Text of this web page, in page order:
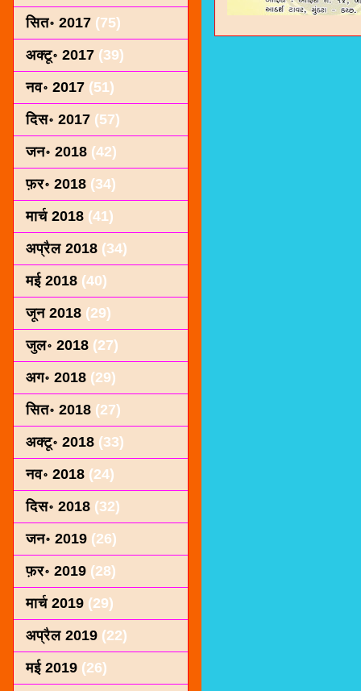
सित॰ 2017 (75)
अक्टू॰ 2017 (39)
नव॰ 2017 (51)
दिस॰ 2017 (57)
जन॰ 2018 (42)
फ़र॰ 2018 (34)
मार्च 2018 (41)
अप्रैल 2018 (34)
मई 2018 (40)
जून 2018 (29)
जुल॰ 2018 (27)
अग॰ 2018 (29)
सित॰ 2018 (27)
अक्टू॰ 2018 (33)
नव॰ 2018 (24)
दिस॰ 2018 (32)
जन॰ 2019 (26)
फ़र॰ 2019 (28)
मार्च 2019 (29)
अप्रैल 2019 (22)
मई 2019 (26)